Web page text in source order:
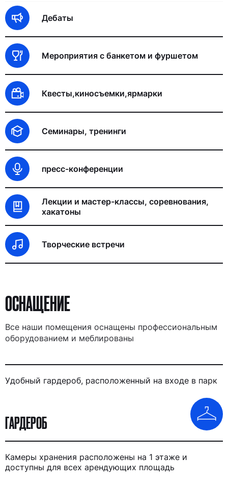
Дебаты
Мероприятия с банкетом и фуршетом
Квесты,киносъемки,ярмарки
Семинары, тренинги
пресс-конференции
Лекции и мастер-классы, соревнования,
хакатоны
Творческие встречи
ОСНАЩЕНИЕ
Все наши помещения оснащены профессиональным
оборудованием и меблированы
Удобный гардероб, расположенный на входе в парк
ГАРДЕРОБ
Камеры хранения расположены на 1 этаже и
доступны для всех арендующих площадь